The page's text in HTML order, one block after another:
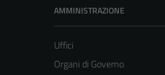
AMMINISTRAZIONE
Uffici
Organi di Governo